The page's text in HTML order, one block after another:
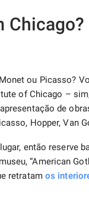
Chicago?
ou Picasso?
of Chicago –
de
Hopper, Van
então reserve
“American
retratam os